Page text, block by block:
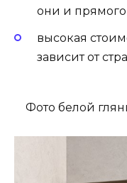
они и прямого
высокая
зависит от
Фото белой